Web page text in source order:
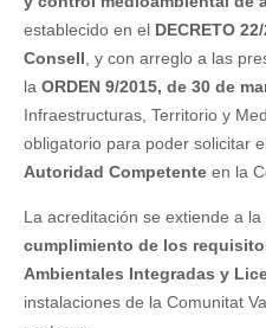
establecido en el DECRETO
Consell , y con arreglo a las
la ORDEN 9/2015, de 30 de
Infraestructuras, Territorio y
obligatorio para poder solicitar
Autoridad Competente en la
La acreditación se extiende a la
cumplimiento de los
Ambientales Integradas y
instalaciones de la Comunitat